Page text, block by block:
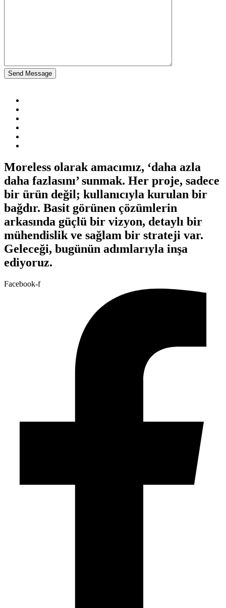
Send Message
Moreless olarak amacımız, ‘daha azla
daha fazlasını’ sunmak. Her proje, sadece
bir ürün değil; kullanıcıyla kurulan bir
bağdır. Basit görünen çözümlerin
arkasında güçlü bir vizyon, detaylı bir
mühendislik ve sağlam bir strateji var.
Geleceği, bugünün adımlarıyla inşa
ediyoruz.
Facebook-f